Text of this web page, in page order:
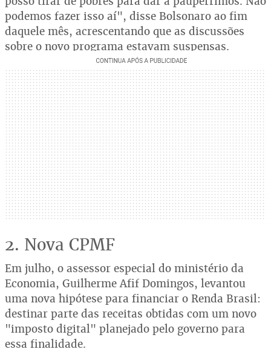
podemos fazer isso aí", disse Bolsonaro ao fim
daquele mês, acrescentando que as discussões
sobre o novo programa estavam suspensas.
2. Nova CPMF
Em julho, o assessor especial do ministério da
Economia, Guilherme Afif Domingos, levantou
uma nova hipótese para financiar o Renda Brasil:
destinar parte das receitas obtidas com um novo
"imposto digital" planejado pelo governo para
essa finalidade.